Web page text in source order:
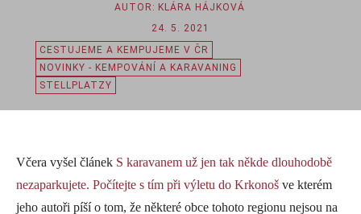
AUTOR: KLÁRA HÁJKOVÁ
24. 5. 2021
CESTUJEME A KEMPUJEME V ČR
NOVINKY - KEMPOVÁNÍ A KARAVANING
STELLPLATZY
Včera vyšel článek S karavanem už jen tak někde dlouhodobě
nezaparkujete. Počítejte s tím při výletu do Krkonoš ve kterém
jeho autoři píší o tom, že některé obce tohoto regionu nejsou na